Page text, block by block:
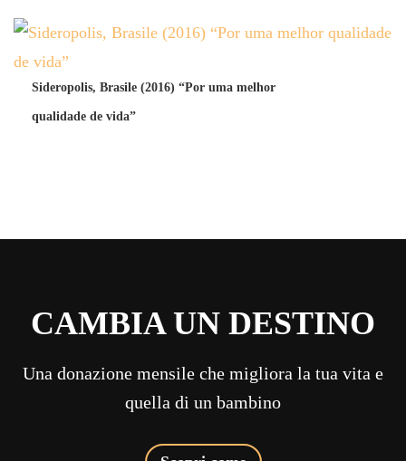
Sideropolis, Brasile (2016) “Por uma melhor
qualidade de vida”
CAMBIA UN DESTINO
Una donazione mensile che migliora la tua vita e
quella di un bambino